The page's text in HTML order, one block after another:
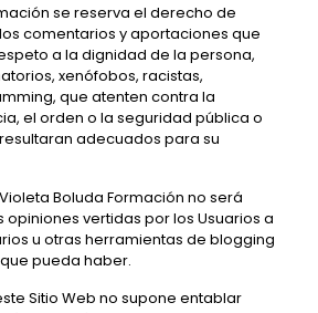
se reserva el derecho de
comentarios y aportaciones que
a la dignidad de la persona,
xenófobos, racistas,
que atenten contra la
el orden o la seguridad pública o
adecuados para su
Violeta Boluda Formación no será
vertidas por los Usuarios a
u otras herramientas de blogging
pueda haber.
Sitio Web no supone entablar